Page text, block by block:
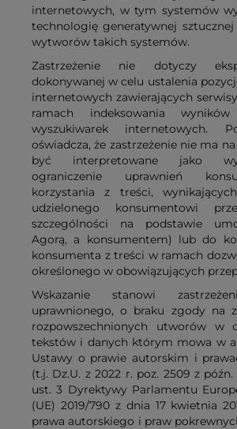
internetowych, w tym systemów
technologię generatywnej
wytworów takich systemów.
Zastrzeżenie nie dotyczy
dokonywanej w celu ustalenia
internetowych zawierających
ramach indeksowania wyników
wyszukiwarek internetowych.
oświadcza, że zastrzeżenie nie ma
być interpretowane jako
ograniczenie uprawnień
korzystania z treści,
udzielonego konsumentowi
szczególności na podstawie
Agorą, a konsumentem) lub do
konsumenta z treści w ramach
określonego w obowiązujących
Wskazanie stanowi
uprawnionego, o braku zgody na
rozpowszechnionych utworów w
tekstów i danych którym mowa w
Ustawy o prawie autorskim i
(t.j. Dz.U. z 2022 r. poz. 2509 z
ust. 3 Dyrektywy Parlamentu
(UE) 2019/790 z dnia 17 kwietnia
prawa autorskiego i praw